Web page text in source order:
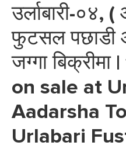
उर्लाबारी-०४,
फुटसल पछाडी
जग्गा
on sale at
Aadarsha
Urlabari